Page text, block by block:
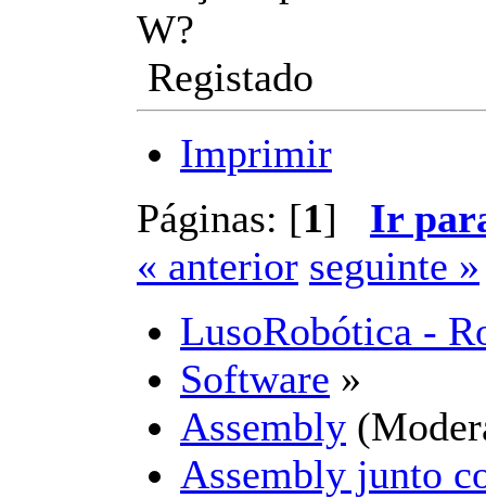
W?
Registado
Imprimir
Páginas: [1] Ir
« anterior seguinte »
LusoRobótica -
Software »
Assembly
Assembly junto